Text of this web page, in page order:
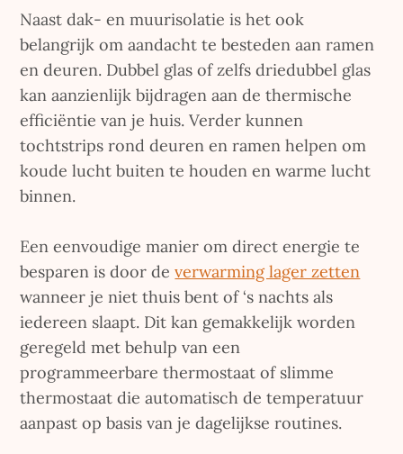
Naast dak- en muurisolatie is het ook
belangrijk om aandacht te besteden aan ramen
en deuren. Dubbel glas of zelfs driedubbel glas
kan aanzienlijk bijdragen aan de thermische
efficiëntie van je huis. Verder kunnen
tochtstrips rond deuren en ramen helpen om
koude lucht buiten te houden en warme lucht
binnen.
Een eenvoudige manier om direct energie te
besparen is door deverwarming lager zetten
wanneer je niet thuis bent of ‘s nachts als
iedereen slaapt. Dit kan gemakkelijk worden
geregeld met behulp van een
programmeerbare thermostaat of slimme
thermostaat die automatisch de temperatuur
aanpast op basis van je dagelijkse routines.